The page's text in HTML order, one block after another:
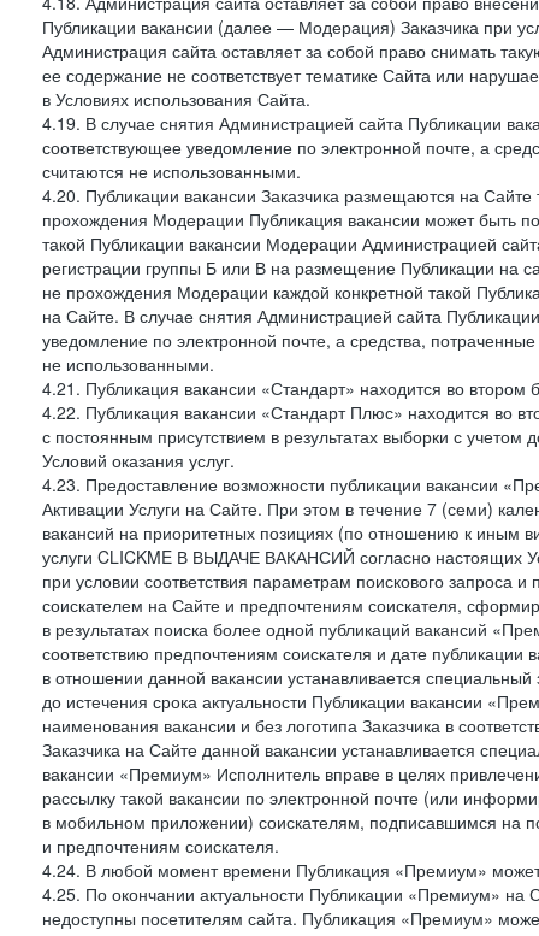
Публикации вакансии (далее — Модерация) Заказчика при
Администрация сайта оставляет за собой право снимать
ее содержание не соответствует тематике Сайта или
в Условиях использования Сайта.
4.19. В случае снятия Администрацией сайта Публикации
соответствующее уведомление по электронной почте, а
считаются не использованными.
4.20. Публикации вакансии Заказчика размещаются на
прохождения Модерации Публикация вакансии может быть
такой Публикации вакансии Модерации Администрацией
регистрации группы Б или В на размещение Публикации на
не прохождения Модерации каждой конкретной такой
на Сайте. В случае снятия Администрацией сайта
уведомление по электронной почте, а средства,
не использованными.
4.21. Публикация вакансии «Стандарт» находится во втором
4.22. Публикация вакансии «Стандарт Плюс» находится во
с постоянным присутствием в результатах выборки с
Условий оказания услуг.
4.23. Предоставление возможности публикации вакансии
Активации Услуги на Сайте. При этом в течение 7 (семи)
вакансий на приоритетных позициях (по отношению к иным
услуги CLICKME В ВЫДАЧЕ ВАКАНСИЙ согласно настоящих
при условии соответствия параметрам поискового
соискателем на Сайте и предпочтениям соискателя,
в результатах поиска более одной публикаций вакансий
соответствию предпочтениям соискателя и дате
в отношении данной вакансии устанавливается
до истечения срока актуальности Публикации вакансии
наименования вакансии и без логотипа Заказчика в
Заказчика на Сайте данной вакансии устанавливается
вакансии «Премиум» Исполнитель вправе в целях
рассылку такой вакансии по электронной почте (или
в мобильном приложении) соискателям, подписавшимся на
и предпочтениям соискателя.
4.24. В любой момент времени Публикация «Премиум»
4.25. По окончании актуальности Публикации «Премиум»
недоступны посетителям сайта. Публикация «Премиум»